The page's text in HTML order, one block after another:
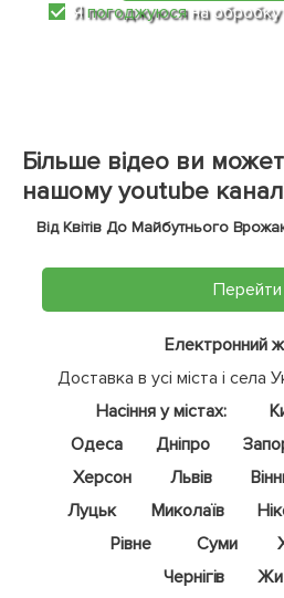
Япогоджуюся на
Більше відео ви
нашому youtube
Від Квітів До Майбутнього
Перейти
Електронний
Доставка в усі міста і села
Насіння у містах:
Одеса
Дніпро
Херсон
Львів
Луцьк
Миколаїв
Рівне
Суми
Чернігів